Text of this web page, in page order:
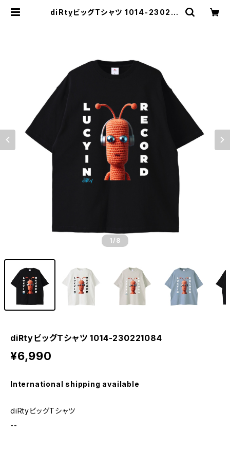
diRtyビッグTシャツ 1014-230221
1 /8
diRtyビッグTシャツ 1014-230221084
¥6,990
International shipping available
diRtyビッグTシャツ
--